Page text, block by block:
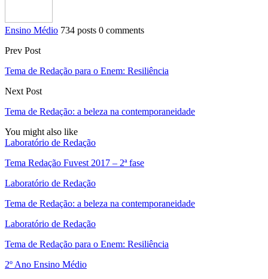
Ensino Médio 734 posts 0 comments
Prev Post
Tema de Redação para o Enem: Resiliência
Next Post
Tema de Redação: a beleza na contemporaneidade
You might also like
Laboratório de Redação
Tema Redação Fuvest 2017 – 2ª fase
Laboratório de Redação
Tema de Redação: a beleza na contemporaneidade
Laboratório de Redação
Tema de Redação para o Enem: Resiliência
2º Ano Ensino Médio